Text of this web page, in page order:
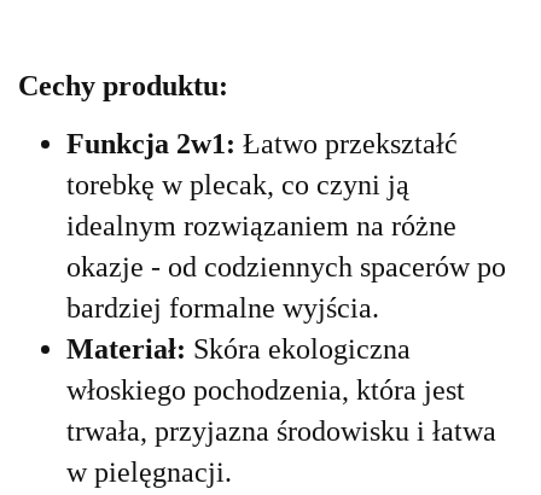
Cechy produktu:
Funkcja 2w1: Łatwo przekształć
torebkę w plecak, co czyni ją
idealnym rozwiązaniem na różne
okazje - od codziennych spacerów po
bardziej formalne wyjścia.
Materiał: Skóra ekologiczna
włoskiego pochodzenia, która jest
trwała, przyjazna środowisku i łatwa
w pielęgnacji.